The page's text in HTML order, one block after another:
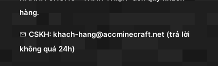
hàng.
CSKH: khach-hang@accminecraft.net (trả lời
không quá 24h)